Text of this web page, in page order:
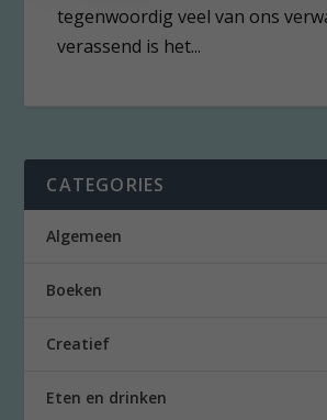
tegenwoordig veel van ons
verassend is het...
CATEGORIES
Algemeen
Boeken
Creatief
Eten en drinken